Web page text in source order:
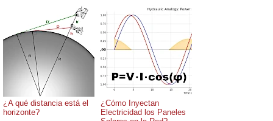
¿A qué distancia está el
horizonte?
¿Cómo Inyectan
Electricidad los Paneles